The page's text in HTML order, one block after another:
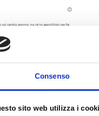
Consenso
sito web utilizza i